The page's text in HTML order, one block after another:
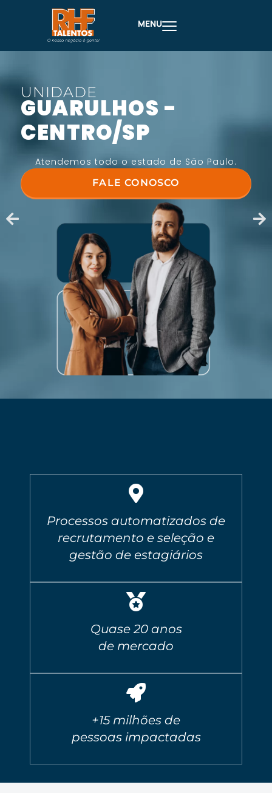
MENU
UNIDADE
GUARULHOS -
CENTRO/SP
Atendemos todo o estado de São Paulo.
FALE CONOSCO
Processos automatizados de
recrutamento e seleção e
gestão de estagiários
Quase 20 anos
de mercado
+15 milhões de
pessoas impactadas